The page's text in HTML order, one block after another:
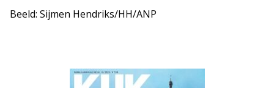
Beeld: Sijmen Hendriks/HH/ANP